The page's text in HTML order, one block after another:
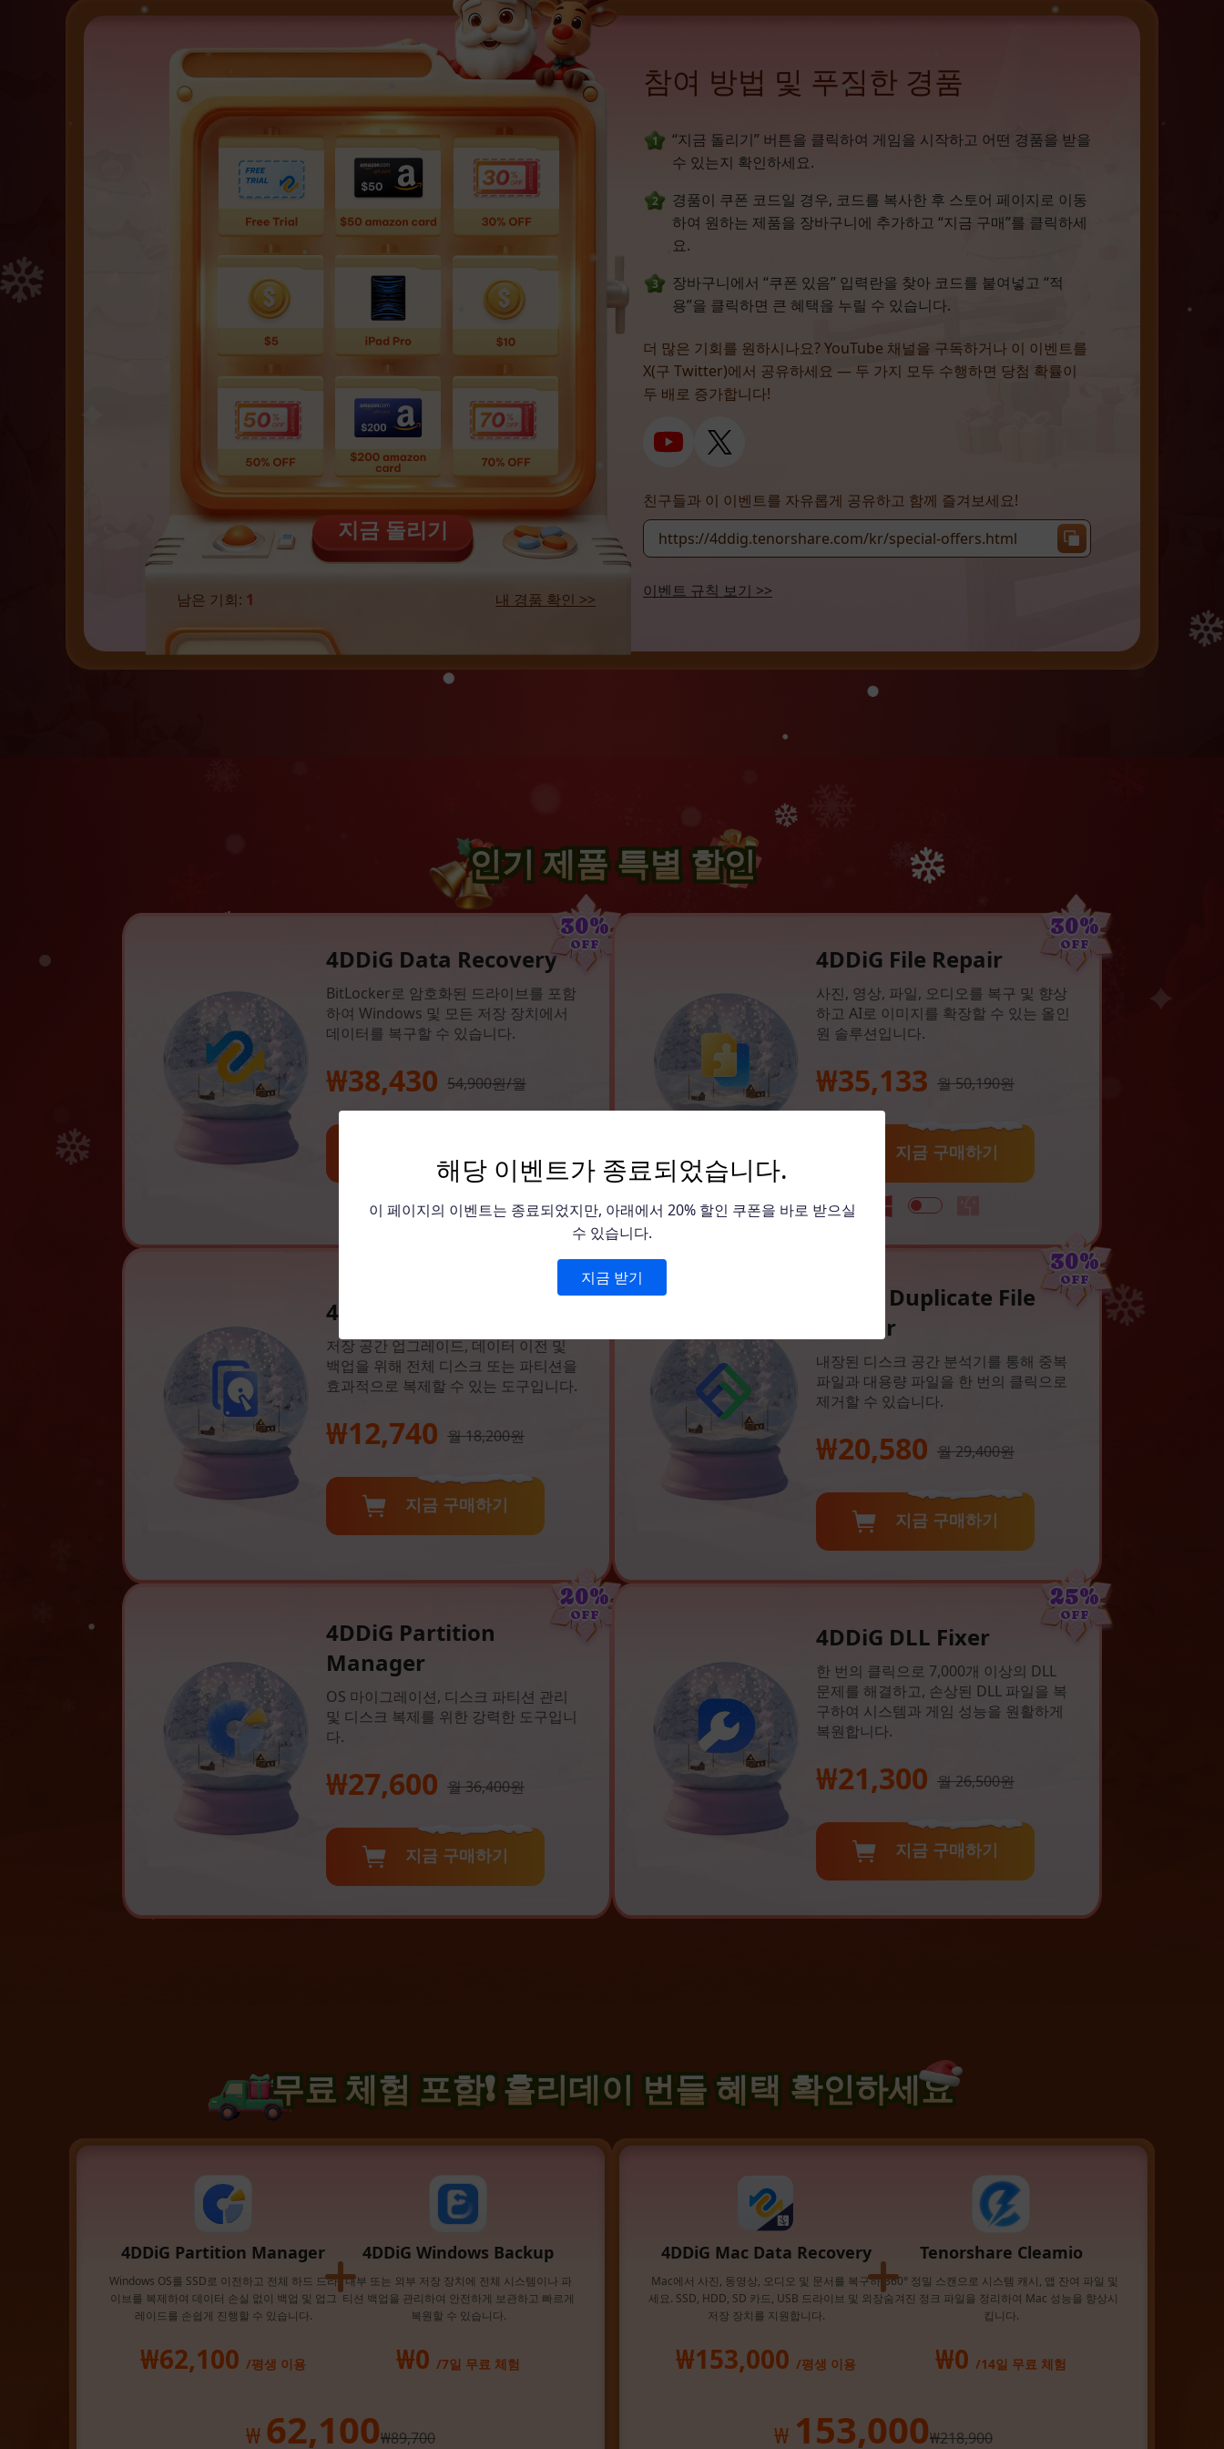
해당 이벤트가 종료되었습니다.
이 페이지의 이벤트는 종료되었지만, 아래에서 20% 할인 쿠폰을 바로 받으실
수 있습니다.
지금 받기
지금 돌리기
남은 기회: 1 내 경품 확인 >>
참여 방법 및 푸짐한 경품
“지금 돌리기” 버튼을 클릭하여 게임을 시작하고 어떤 경품을 받을
수 있는지 확인하세요.
경품이 쿠폰 코드일 경우, 코드를 복사한 후 스토어 페이지로 이동
하여 원하는 제품을 장바구니에 추가하고 “지금 구매”를 클릭하세
요.
장바구니에서 “쿠폰 있음” 입력란을 찾아 코드를 붙여넣고 “적
용”을 클릭하면 큰 혜택을 누릴 수 있습니다.
더 많은 기회를 원하시나요? YouTube 채널을 구독하거나 이 이벤트를
X(구 Twitter)에서 공유하세요 — 두 가지 모두 수행하면 당첨 확률이
두 배로 증가합니다!
친구들과 이 이벤트를 자유롭게 공유하고 함께 즐겨보세요!
https://4ddig.tenorshare.com/kr/special-offers.html
이벤트 규칙 보기 >>
인기 제품 특별 할인
30%
OFF
4DDiG Data Recovery
BitLocker로 암호화된 드라이브를 포함
하여 Windows 및 모든 저장 장치에서
데이터를 복구할 수 있습니다.
₩38,430 54,900원/월
30%
OFF
4DDiG File Repair
사진, 영상, 파일, 오디오를 복구 및 향상
하고 AI로 이미지를 확장할 수 있는 올인
원 솔루션입니다.
₩35,133 월 50,190원
지금 구매하기
30%
OFF
4DDiG Disk Copy
저장 공간 업그레이드, 데이터 이전 및
백업을 위해 전체 디스크 또는 파티션을
효과적으로 복제할 수 있는 도구입니다.
₩12,740 월 18,200원
지금 구매하기
30%
OFF
4DDiG Duplicate File
Deleter
내장된 디스크 공간 분석기를 통해 중복
파일과 대용량 파일을 한 번의 클릭으로
제거할 수 있습니다.
₩20,580 월 29,400원
지금 구매하기
20%
OFF
4DDiG Partition
Manager
OS 마이그레이션, 디스크 파티션 관리
및 디스크 복제를 위한 강력한 도구입니
다.
₩27,600 월 36,400원
지금 구매하기
25%
OFF
4DDiG DLL Fixer
한 번의 클릭으로 7,000개 이상의 DLL
문제를 해결하고, 손상된 DLL 파일을 복
구하여 시스템과 게임 성능을 원활하게
복원합니다.
₩21,300 월 26,500원
지금 구매하기
무료 체험 포함! 홀리데이 번들 혜택 확인하세요
4DDiG Partition Manager
Windows OS를 SSD로 이전하고 전체 하드 드라
이브를 복제하여 데이터 손실 없이 백업 및 업그
레이드를 손쉽게 진행할 수 있습니다.
₩62,100 /평생 이용
4DDiG Windows Backup
내부 또는 외부 저장 장치에 전체 시스템이나 파
티션 백업을 관리하여 안전하게 보관하고 빠르게
복원할 수 있습니다.
₩0 /7일 무료 체험
₩ 62,100₩89,700
4DDiG Mac Data Recovery
Mac에서 사진, 동영상, 오디오 및 문서를 복구하
세요. SSD, HDD, SD 카드, USB 드라이브 및 외장
저장 장치를 지원합니다.
₩153,000 /평생 이용
Tenorshare Cleamio
360° 정밀 스캔으로 시스템 캐시, 앱 잔여 파일 및
숨겨진 정크 파일을 정리하여 Mac 성능을 향상시
킵니다.
₩0 /14일 무료 체험
₩ 153,000₩218,900